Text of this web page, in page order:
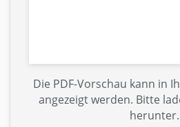
Die PDF-Vorschau kann in
angezeigt werden. Bitte
herunter.